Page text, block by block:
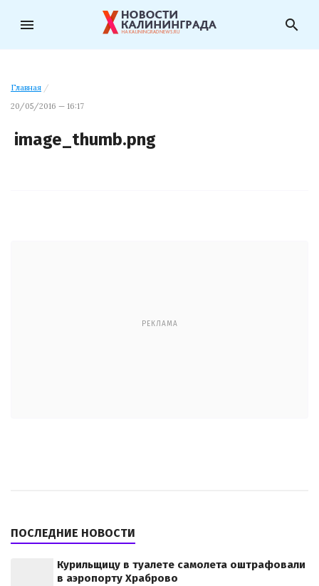
menu search
Главная /
20/05/2016 — 16:17
image_thumb.png
РЕКЛАМА
ПОСЛЕДНИЕ НОВОСТИ
Курильщицу в туалете самолета оштрафовали
в аэропорту Храброво